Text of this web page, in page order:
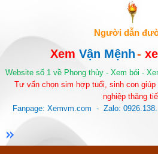
Người dẫn
Xem Vận Mệnh-
Website số 1 về Phong thủy - Xem bói -
Tư vấn chọn sim hợp tuổi, sinh con
nghiệp thăng
Fanpage: Xemvm.com - Zalo: